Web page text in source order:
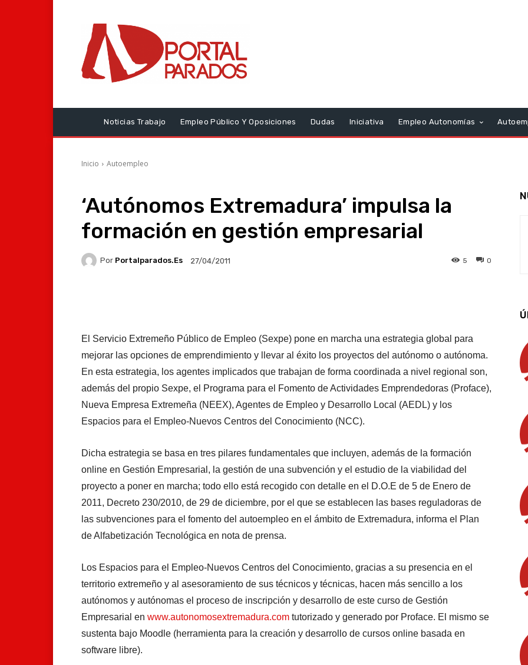
Noticias Trabajo Empleo Público Y Oposiciones Dudas Iniciativa Empleo Autonomías
Inicio Autoempleo
‘Autónomos Extremadura’ impulsa la
formación en gestión empresarial
Por Portalparados.es 27/04/2011 0
5
El Servicio Extremeño Público de Empleo (Sexpe) pone en marcha una estrategia global para
mejorar las opciones de emprendimiento y llevar al éxito los proyectos del autónomo o autónoma.
En esta estrategia, los agentes implicados que trabajan de forma coordinada a nivel regional son,
además del propio Sexpe, el Programa para el Fomento de Actividades Emprendedoras (Proface),
Nueva Empresa Extremeña (NEEX), Agentes de Empleo y Desarrollo Local (AEDL) y los
Espacios para el Empleo-Nuevos Centros del Conocimiento (NCC).
Dicha estrategia se basa en tres pilares fundamentales que incluyen, además de la formación
online en Gestión Empresarial, la gestión de una subvención y el estudio de la viabilidad del
proyecto a poner en marcha; todo ello está recogido con detalle en el D.O.E de 5 de Enero de
2011, Decreto 230/2010, de 29 de diciembre, por el que se establecen las bases reguladoras de
las subvenciones para el fomento del autoempleo en el ámbito de Extremadura, informa el Plan
de Alfabetización Tecnológica en nota de prensa.
Los Espacios para el Empleo-Nuevos Centros del Conocimiento, gracias a su presencia en el
territorio extremeño y al asesoramiento de sus técnicos y técnicas, hacen más sencillo a los
autónomos y autónomas el proceso de inscripción y desarrollo de este curso de Gestión
Empresarial en www.autonomosextremadura.com tutorizado y generado por Proface. El mismo se
sustenta bajo Moodle (herramienta para la creación y desarrollo de cursos online basada en
software libre).